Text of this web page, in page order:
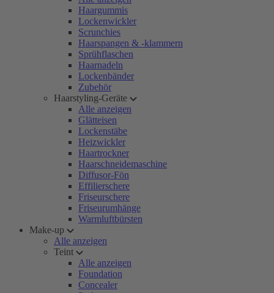
Haargummis
Lockenwickler
Scrunchies
Haarspangen & -klammern
Sprühflaschen
Haarnadeln
Lockenbänder
Zubehör
Haarstyling-Geräte
Alle anzeigen
Glätteisen
Lockenstäbe
Heizwickler
Haartrockner
Haarschneidemaschine
Diffusor-Fön
Effilierschere
Friseurschere
Friseurumhänge
Warmluftbürsten
Make-up
Alle anzeigen
Teint
Alle anzeigen
Foundation
Concealer